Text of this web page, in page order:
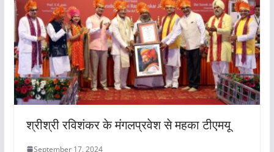
श्रीश्री रविशंकर के मंगलप्रवेश से महका टीएमयू
September 17, 2024